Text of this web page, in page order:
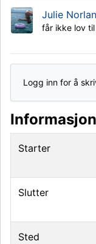
Julie
får ikke lov
Logg inn for å
Informasjon
Starter
Slutter
Sted